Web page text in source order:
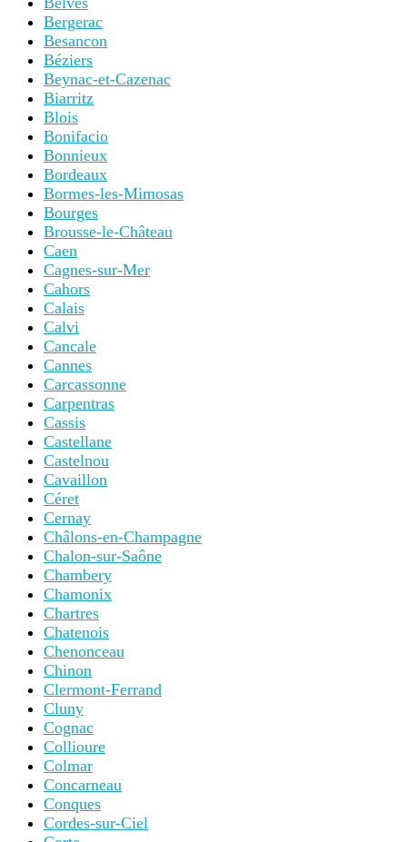
Bergerac
Besancon
Béziers
Beynac-et-Cazenac
Biarritz
Blois
Bonifacio
Bonnieux
Bordeaux
Bormes-les-Mimosas
Bourges
Brousse-le-Château
Caen
Cagnes-sur-Mer
Cahors
Calais
Calvi
Cancale
Cannes
Carcassonne
Carpentras
Cassis
Castellane
Castelnou
Cavaillon
Céret
Cernay
Châlons-en-Champagne
Chalon-sur-Saône
Chambery
Chamonix
Chartres
Chatenois
Chenonceau
Chinon
Clermont-Ferrand
Cluny
Cognac
Collioure
Colmar
Concarneau
Conques
Cordes-sur-Ciel